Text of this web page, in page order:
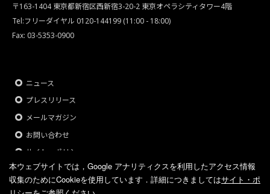
〒163-1404 東京都新宿区西新宿3-20-2 東京オペラシティタワー4階
Tel:フリーダイヤル 0120-144199 (11:00 - 18:00)
Fax: 03-5353-0900
ニュース
プレスリリース
メールマガジン
お問い合わせ
サイト・ポリシー
本ウェブサイトでは，Google アナリティクスを利用したアクセス情報
収集のためにCookieを使用しています． 詳細につきましてはサイト・ポ